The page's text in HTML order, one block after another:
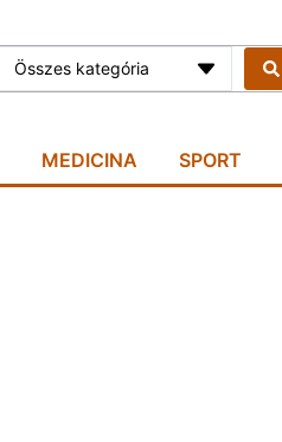
Összes kategória
MEDICINA SPORT